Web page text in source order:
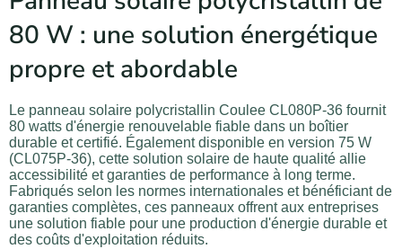
80 W : une solution énergétique
propre et abordable
Le panneau solaire polycristallin Coulee CL080P-36 fournit
80 watts d'énergie renouvelable fiable dans un boîtier
durable et certifié. Également disponible en version 75 W
(CL075P-36), cette solution solaire de haute qualité allie
accessibilité et garanties de performance à long terme.
Fabriqués selon les normes internationales et bénéficiant de
garanties complètes, ces panneaux offrent aux entreprises
une solution fiable pour une production d'énergie durable et
des coûts d'exploitation réduits.